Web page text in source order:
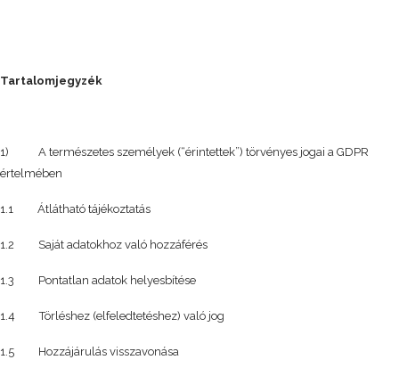
Tartalomjegyzék
1) A természetes személyek (“érintettek”) törvényes jogai a GDPR
értelmében
1.1 Átlátható tájékoztatás
1.2 Saját adatokhoz való hozzáférés
1.3 Pontatlan adatok helyesbítése
1.4 Törléshez (elfeledtetéshez) való jog
1.5 Hozzájárulás visszavonása